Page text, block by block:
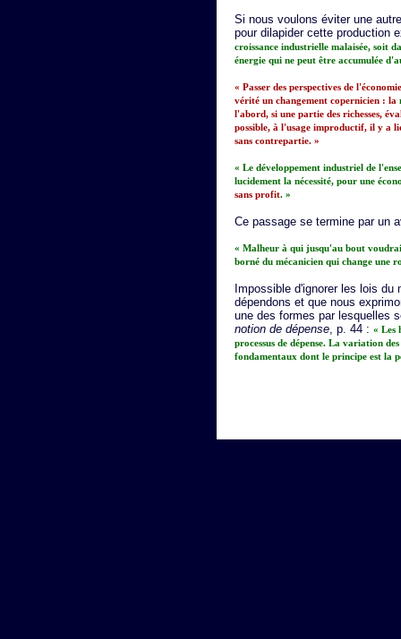
Si nous voulons éviter une
pour dilapider cette production
croissance industrielle malaisée, soit
énergie qui ne peut être accumulée
« Passer des perspectives de l'économie
vérité un changement copernicien : la
l'abord, si une partie des richesses,
possible, à l'usage improductif, il y a
sans contrepartie. »
« Le développement industriel de
lucidement la nécessité, pour une
sans profit. »
Ce passage se termine par un
« Malheur à qui jusqu'au bout
borné du mécanicien qui change une
Impossible d'ignorer les lois
dépendons et que nous
une des formes par lesquelles
notion de dépense, p. 44 : « Les
processus de dépense. La variation
fondamentaux dont le principe est la